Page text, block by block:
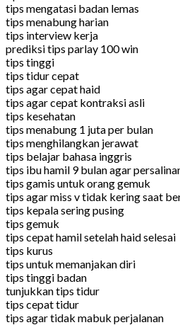
tips mengatasi badan lemas
tips menabung harian
tips interview kerja
prediksi tips parlay 100 win
tips tinggi
tips tidur cepat
tips agar cepat haid
tips agar cepat kontraksi asli
tips kesehatan
tips menabung 1 juta per bulan
tips menghilangkan jerawat
tips belajar bahasa inggris
tips ibu hamil 9 bulan agar
tips gamis untuk orang gemuk
tips agar miss v tidak kering saat
tips kepala sering pusing
tips gemuk
tips cepat hamil setelah haid selesai
tips kurus
tips untuk memanjakan diri
tips tinggi badan
tunjukkan tips tidur
tips cepat tidur
tips agar tidak mabuk perjalanan